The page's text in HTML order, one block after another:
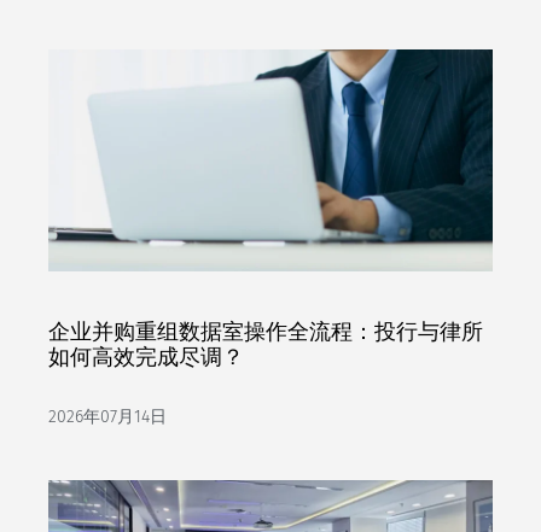
企业并购重组数据室操作全流程：投行与律所
如何高效完成尽调？
2026年07月14日